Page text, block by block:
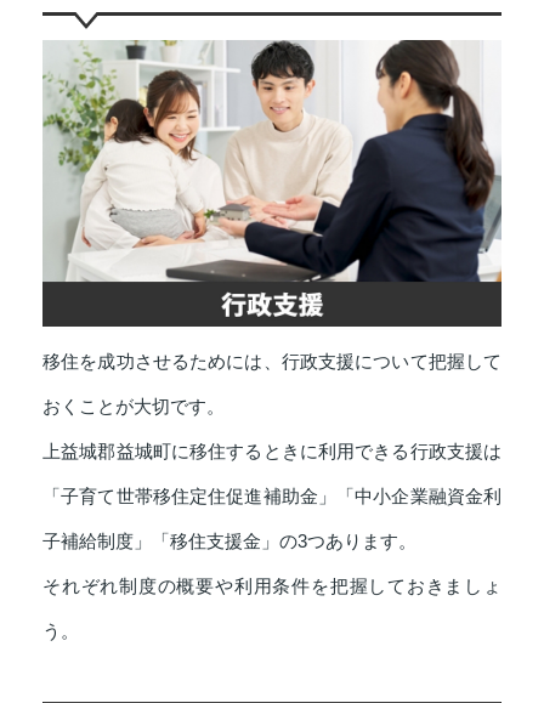
移住を成功させるためには、行政支援について把握して
おくことが大切です。
上益城郡益城町に移住するときに利用できる行政支援は
「子育て世帯移住定住促進補助金」「中小企業融資金利
子補給制度」「移住支援金」の3つあります。
それぞれ制度の概要や利用条件を把握しておきましょ
う。